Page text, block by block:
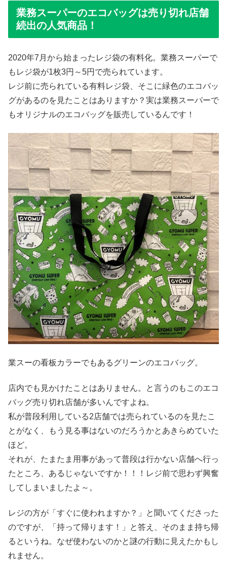
業務スーパーのエコバッグは売り切れ店舗
続出の人気商品！
2020年7月から始まったレジ袋の有料化。業務スーパーで
もレジ袋が1枚3円～5円で売られています。
レジ前に売られている有料レジ袋、そこに緑色のエコバッ
グがあるのを見たことはありますか？実は業務スーパーで
もオリジナルのエコバッグを販売しているんです！
業スーの看板カラーでもあるグリーンのエコバッグ。
店内でも見かけたことはありません。と言うのもこのエコ
バッグ売り切れ店舗が多いんですよね。
私が普段利用している2店舗では売られているのを見たこ
とがなく、もう見る事はないのだろうかとあきらめていた
ほど。
それが、たまたま用事があって普段は行かない店舗へ行っ
たところ、あるじゃないですか！！！レジ前で思わず興奮
してしまいましたよ～。
レジの方が「すぐに使われますか？」と聞いてくださった
のですが、「持って帰ります！」と答え、そのまま持ち帰
るというね。なぜ使わないのかと謎の行動に見えたかもし
れません。